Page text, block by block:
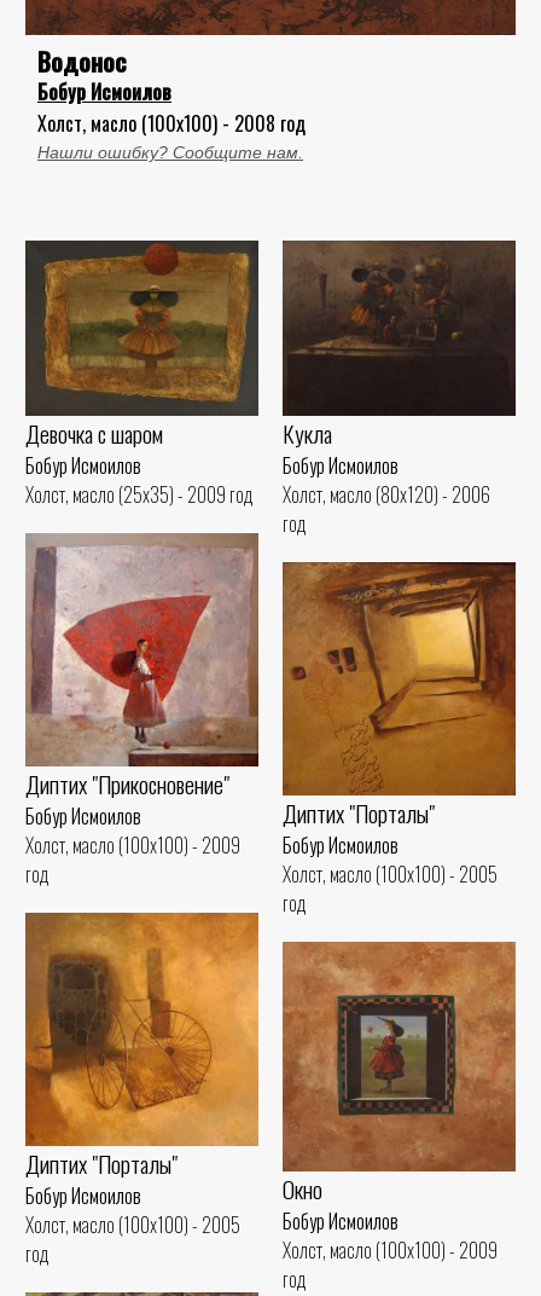
Водонос
Бобур Исмоилов
Холст, масло (100x100) - 2008 год
Нашли ошибку? Сообщите нам.
Девочка с шаром
Бобур Исмоилов
Холст, масло (25x35) - 2009 год
Кукла
Бобур Исмоилов
Холст, масло (80x120) - 2006
год
Диптих "Прикосновение"
Бобур Исмоилов
Холст, масло (100x100) - 2009
год
Диптих "Порталы"
Бобур Исмоилов
Холст, масло (100x100) - 2005
год
Диптих "Порталы"
Бобур Исмоилов
Холст, масло (100x100) - 2005
год
Окно
Бобур Исмоилов
Холст, масло (100x100) - 2009
год